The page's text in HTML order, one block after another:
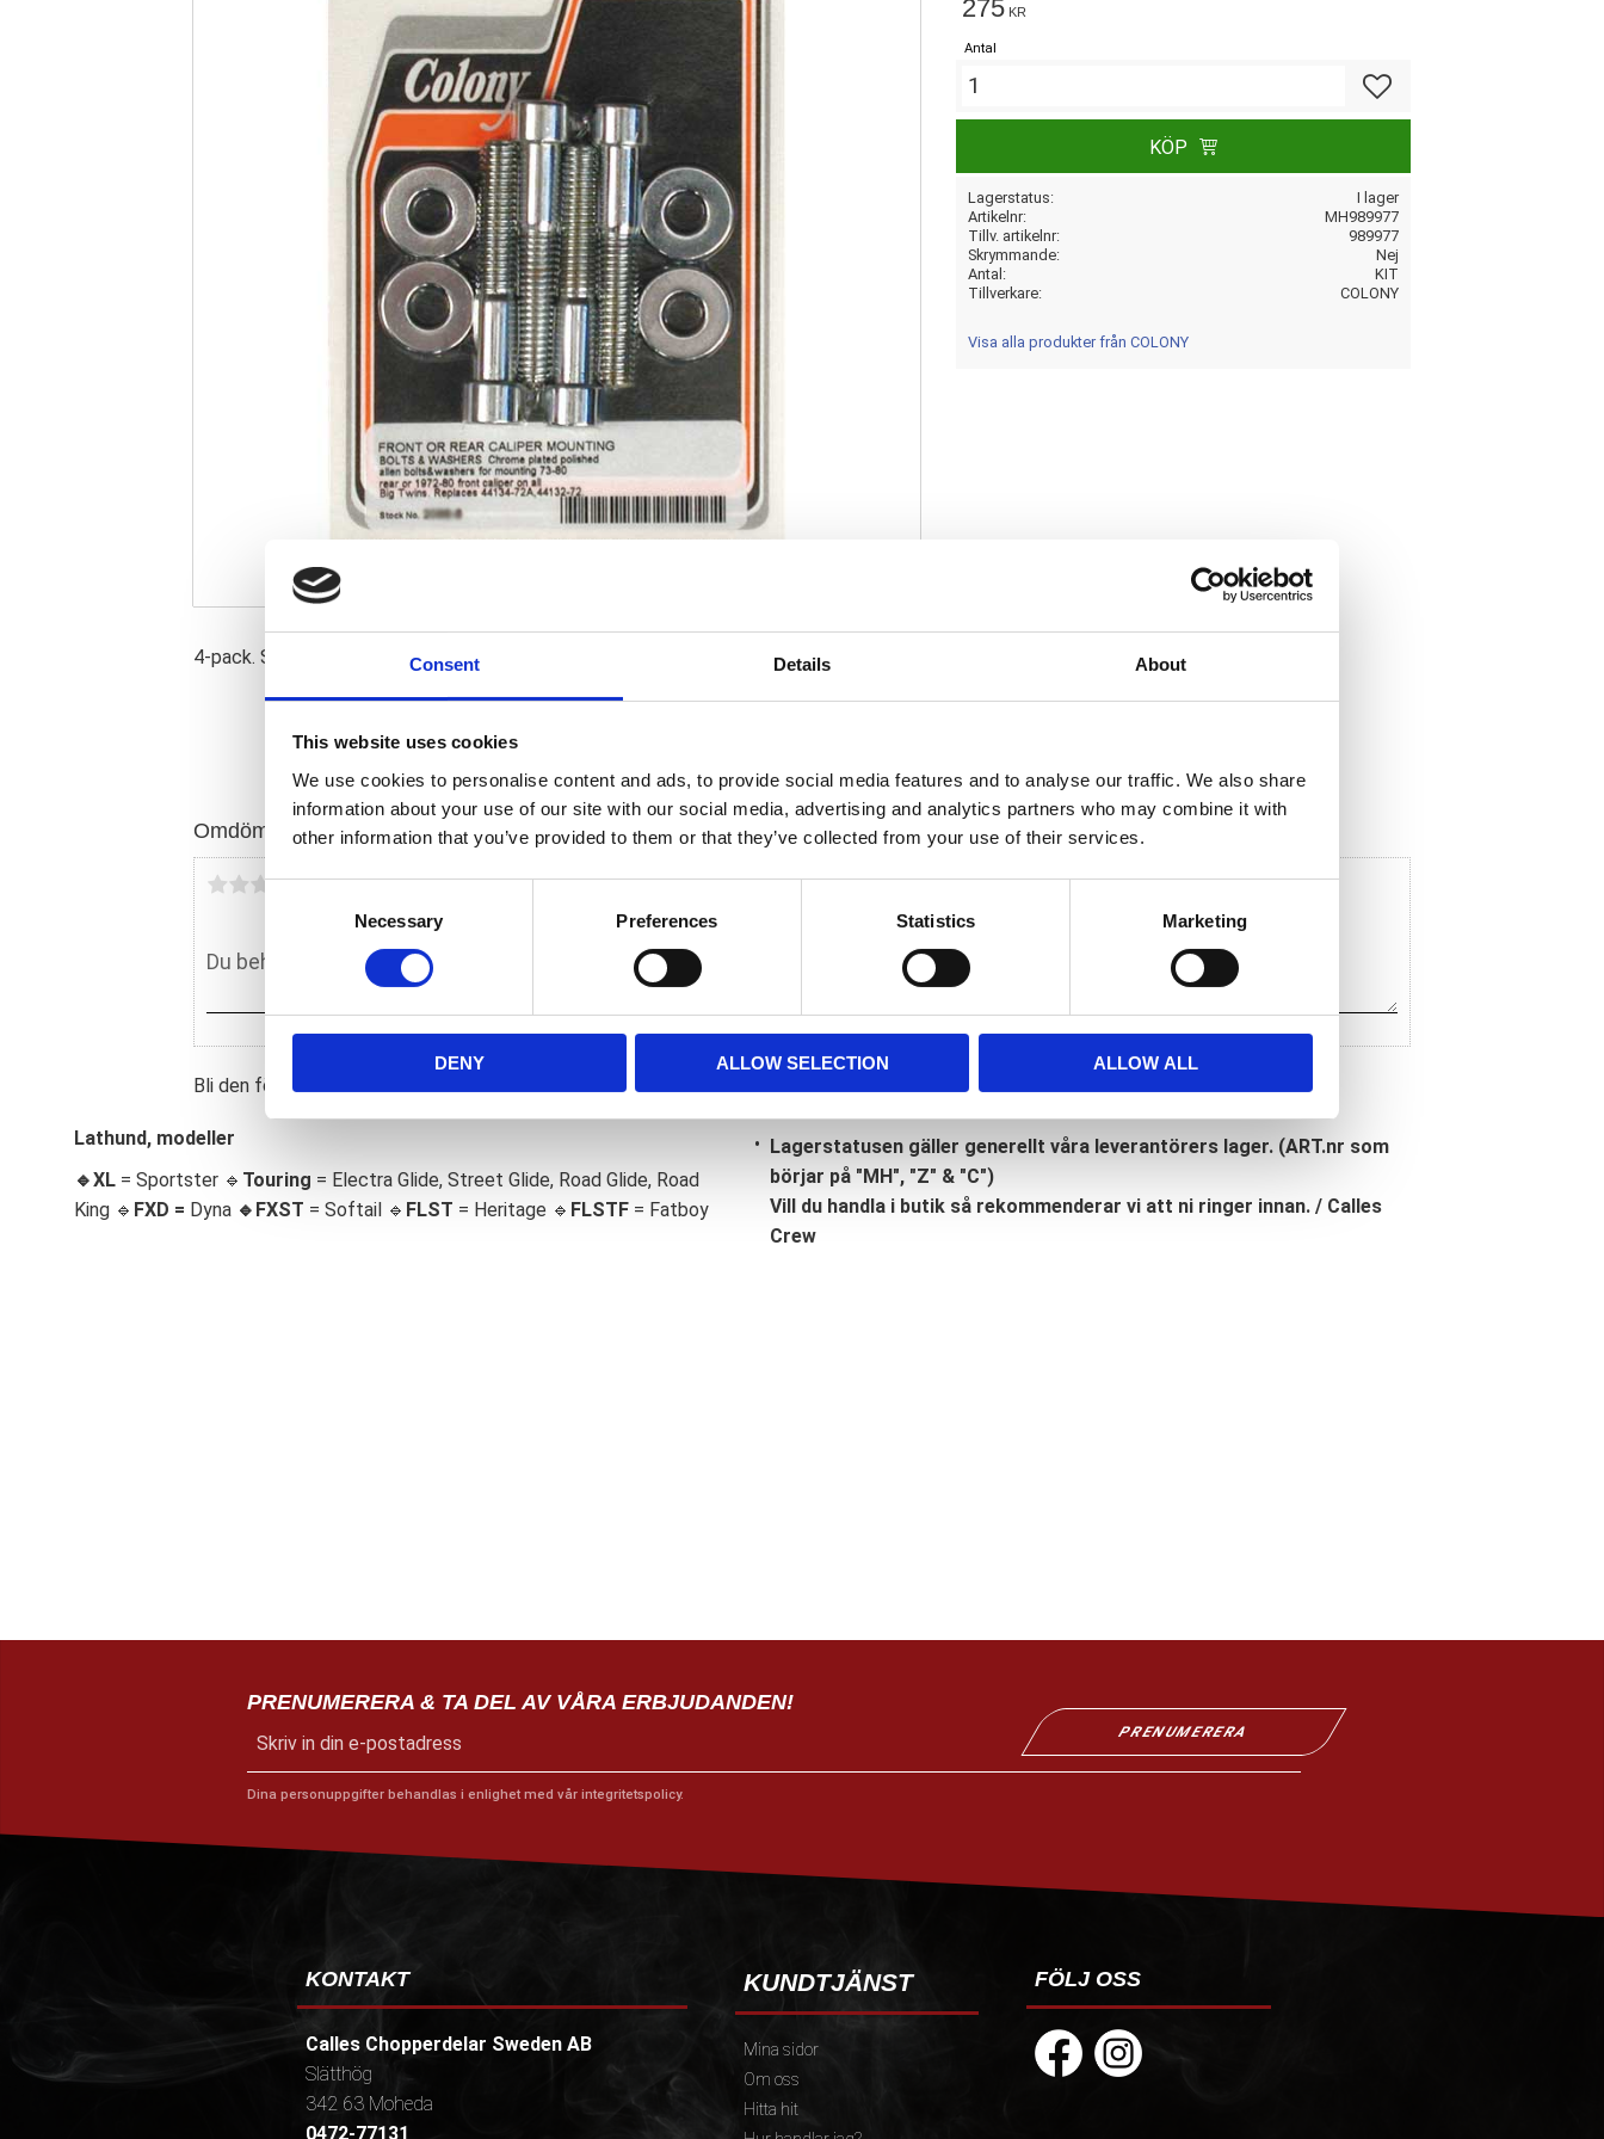
Consent Details About
This website uses cookies
We use cookies to personalise content and ads, to provide social media features and to analyse our traffic. We also share
information about your use of our site with our social media, advertising and analytics partners who may combine it with
other information that you’ve provided to them or that they’ve collected from your use of their services.
C
S
e
e
c
Necessary Preferences Statistics Marketing
DENY ALLOW SELECTION ALLOW ALL
275 KR
Antal
KÖP
Lagerstatus
I lager
Artikelnr
MH989977
Tillv. artikelnr
989977
Skrymmande
Nej
Antal
KIT
Tillverkare
COLONY
Visa alla produkter från COLONY
4-pack. Sockhuvud (Allenhead). Ersätt bultar som monterar ihop bromsokshalvor
Dela med dig
c
b
o
Omdömen
Du
Bli den första att lämna ett omdöme.
Lathund, modeller
🔹XL = Sportster 🔹 Touring = Electra Glide, Street Glide, Road Glide, Road
King 🔹 FXD = Dyna 🔹 FXST = Softail 🔹 FLST = Heritage 🔹 FLSTF = Fatboy
Lagerstatusen gäller generellt våra leverantörers lager. (ART.nr som
börjar på "MH", "Z" & "C")
Vill du handla i butik så rekommenderar vi att ni ringer innan. / Calles
Crew
PRENUMERERA & TA DEL AV VÅRA ERBJUDANDEN!
PRENUMERERA
Dina personuppgifter behandlas i enlighet med vår integritetspolicy.
KONTAKT
Calles Chopperdelar Sweden AB
Slätthög
342 63 Moheda
0472-77131
KUNDTJÄNST
Mina sidor
Om oss
Hitta hit
FÖLJ OSS